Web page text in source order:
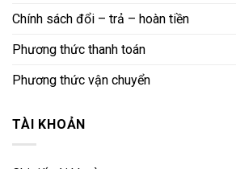
Chính sách đổi – trả – hoàn tiền
Phương thức thanh toán
Phương thức vận chuyển
TÀI KHOẢN